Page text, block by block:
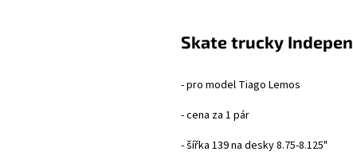
Skate trucky
- pro model Tiago Lemos
- cena za 1 pár
- šířka 139 na desky 8.75-8.125"